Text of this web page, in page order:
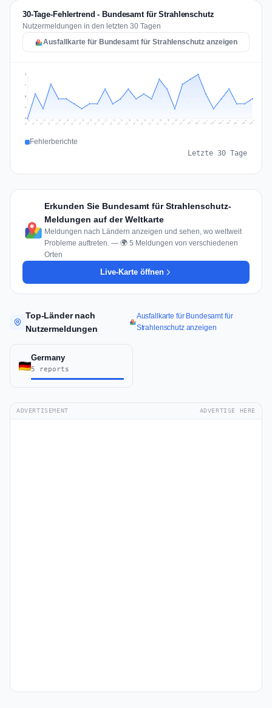
30-Tage-Fehlertrend - Bundesamt für Strahlenschutz
Nutzermeldungen in den letzten 30 Tagen
Ausfallkarte für Bundesamt für Strahlenschutz anzeigen
2
5
7
9
Jul 11 Jul 12 Jul 13 Jul 14 Jul 15 Jul 16 Jul 17 Jul 18 Jul 19 Jul 20 Jul 21 Jul 22 Jul 23 Jul 24 Jul 25 Jul 26 Jul 27 Jul 28 Jul 29 Jul 30 Jul 31 Aug 1 Aug 2 Aug 3 Aug 4 Aug 5 Aug 6 Aug 7 Aug 8 Aug 9
Fehlerberichte
Letzte 30 Tage
Erkunden Sie Bundesamt für Strahlenschutz-
Meldungen auf der Weltkarte
Meldungen nach Ländern anzeigen und sehen, wo weltweit
Probleme auftreten. — 🌍 5 Meldungen von verschiedenen
Orten
Live-Karte öffnen
Top-Länder nach
Nutzermeldungen
Ausfallkarte für Bundesamt für
Strahlenschutz anzeigen
Germany
5 reports
ADVERTISEMENT ADVERTISE HERE